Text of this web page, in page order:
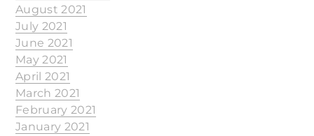
August 2021
July 2021
June 2021
May 2021
April 2021
March 2021
February 2021
January 2021